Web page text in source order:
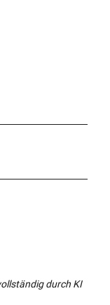
durch KI